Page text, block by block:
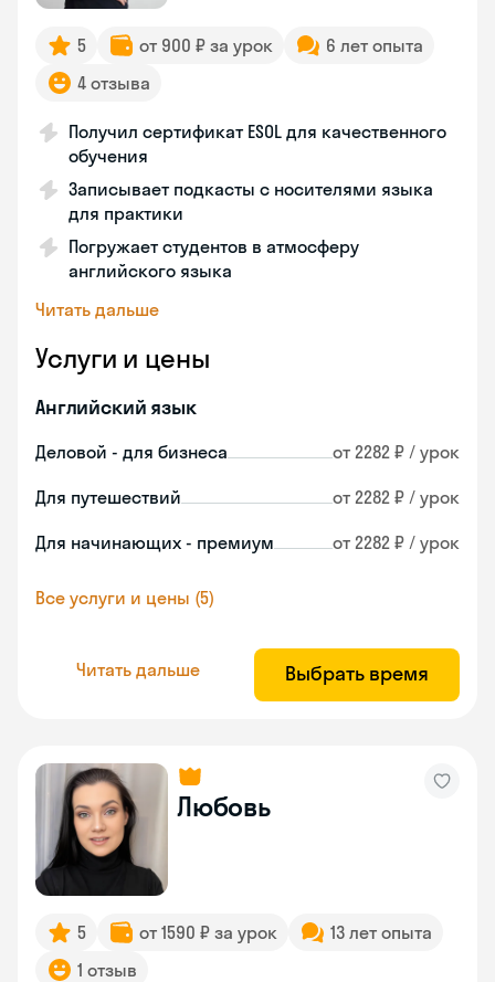
5 от 900 ₽ за урок
6 лет опыта
4 отзыва
Получил сертификат ESOL для качественного
обучения
Записывает подкасты с носителями языка
для практики
Погружает студентов в атмосферу
английского языка
Читать дальше
Услуги и цены
Английский язык
Деловой - для бизнеса от 2282 ₽ / урок
Для путешествий от 2282 ₽ / урок
Для начинающих - премиум от 2282 ₽ / урок
Все услуги и цены (5)
Читать дальше Выбрать время
Любовь
5 от 1590 ₽ за урок
13 лет опыта
1 отзыв